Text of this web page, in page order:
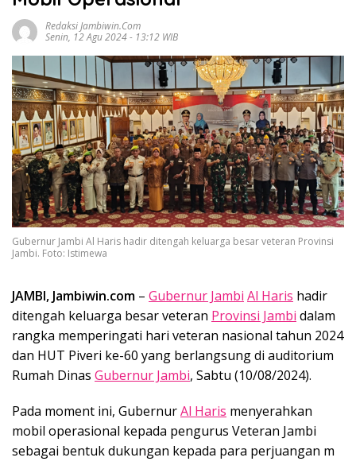
Redaksi Jambiwin.com
Senin, 12 Agu 2024 - 13:12 WIB
Gubernur Jambi Al Haris hadir ditengah keluarga besar veteran Provinsi
Jambi. Foto: Istimewa
JAMBI, Jambiwin.com – Gubernur Jambi Al Haris hadir
ditengah keluarga besar veteran Provinsi Jambi dalam
rangka memperingati hari veteran nasional tahun 2024
dan HUT Piveri ke-60 yang berlangsung di auditorium
Rumah Dinas Gubernur Jambi, Sabtu (10/08/2024).
Pada moment ini, GubernurAl Haris menyerahkan
mobil operasional kepada pengurus Veteran Jambi
sebagai bentuk dukungan kepada para perjuangan m